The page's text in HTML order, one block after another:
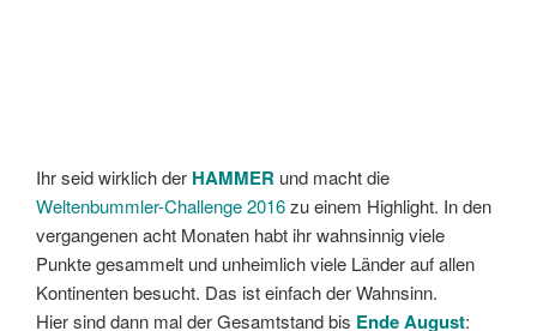
Ihr seid wirklich der HAMMER und macht die
Weltenbummler-Challenge 2016zu einem Highlight. In den
vergangenen acht Monaten habt ihr wahnsinnig viele
Punkte gesammelt und unheimlich viele Länder auf allen
Kontinenten besucht. Das ist einfach der Wahnsinn.
Hier sind dann mal der Gesamtstand bis Ende August: